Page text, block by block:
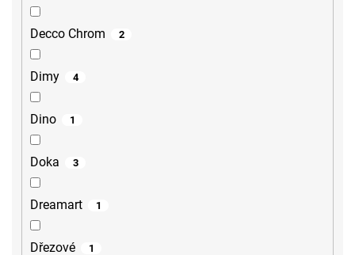
Decco Chrom 2
Dimy 4
Dino 1
Doka 3
Dreamart 1
Dřezové 1